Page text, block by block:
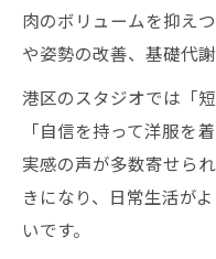
肉のボリュームを抑え
や姿勢の改善、基礎代
港区のスタジオでは「
「自信を持って洋服を
実感の声が多数寄せら
きになり、日常生活が
いです。